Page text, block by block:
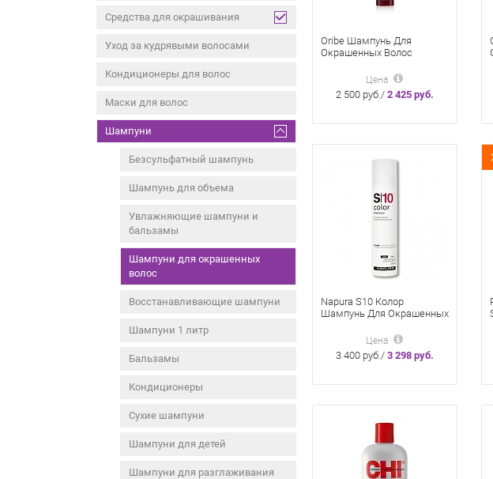
Средства для окрашивания
Уход за кудрявыми волосами
Кондиционеры для волос
Маски для волос
Шампуни
Безсульфатный шампунь
Шампунь для объема
Увлажняющие шампуни и
бальзамы
Шампуни для окрашенных
волос
Восстанавливающие шампуни
Шампуни 1 литр
Бальзамы
Кондиционеры
Сухие шампуни
Шампуни для детей
Шампуни для разглаживания
Oribe Шампунь Для
Окрашенных Волос
Цена
2 500 руб./ 2 425 руб.
Napura S10 Колор
Шампунь Для Окрашенных
Цена
3 400 руб./ 3 298 руб.